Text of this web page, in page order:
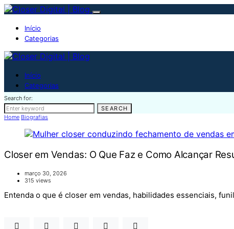
Início
Categorias
Início
Categorias
Search for:
SEARCH
Home Biografias
Closer em Vendas: O Que Faz e Como Alcançar
março 30, 2026
315 views
Entenda o que é closer em vendas, habilidades essenciais,